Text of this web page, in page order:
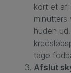
kort et af
minutters
huden
tage
Afslut